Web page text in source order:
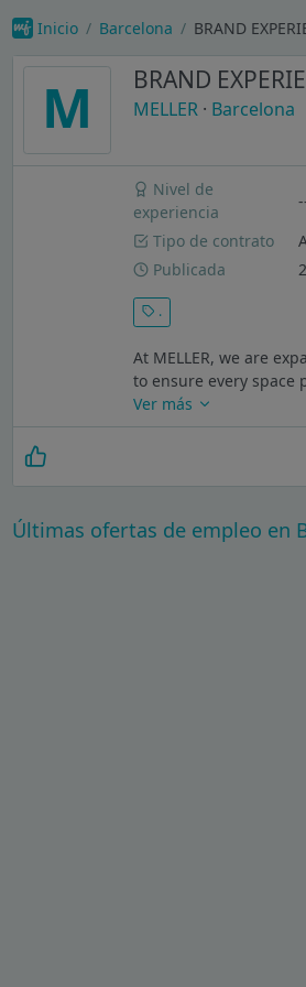
Inicio Barcelona BRAND
M BRAND
MELLER · Barcelona
Nivel de
experiencia
Tipo de contrato
Publicada
.
At MELLER, we are
to ensure every space
Ver más
Últimas ofertas de empleo en